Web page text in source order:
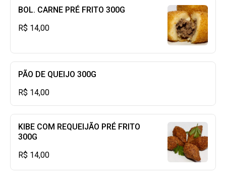
BOL. CARNE PRÉ FRITO 300G
R$ 14,00
PÃO DE QUEIJO 300G
R$ 14,00
KIBE COM REQUEIJÃO PRÉ FRITO
300G
R$ 14,00